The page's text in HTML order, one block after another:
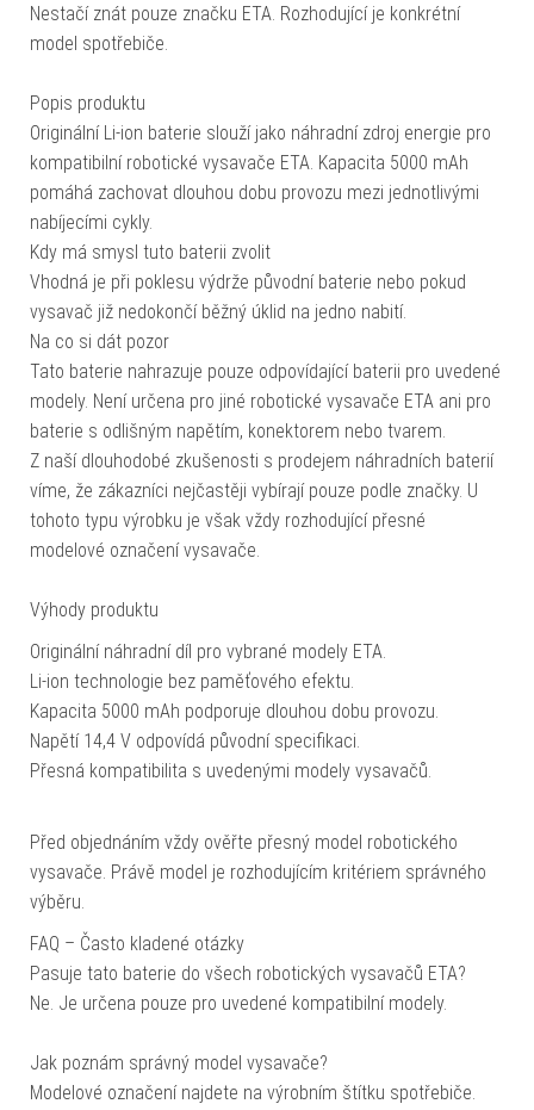
Nestačí znát pouze značku ETA. Rozhodující je konkrétní
model spotřebiče.
Popis produktu
Originální Li-ion baterie slouží jako náhradní zdroj energie pro
kompatibilní robotické vysavače ETA. Kapacita 5000 mAh
pomáhá zachovat dlouhou dobu provozu mezi jednotlivými
nabíjecími cykly.
Kdy má smysl tuto baterii zvolit
Vhodná je při poklesu výdrže původní baterie nebo pokud
vysavač již nedokončí běžný úklid na jedno nabití.
Na co si dát pozor
Tato baterie nahrazuje pouze odpovídající baterii pro uvedené
modely. Není určena pro jiné robotické vysavače ETA ani pro
baterie s odlišným napětím, konektorem nebo tvarem.
Z naší dlouhodobé zkušenosti s prodejem náhradních baterií
víme, že zákazníci nejčastěji vybírají pouze podle značky. U
tohoto typu výrobku je však vždy rozhodující přesné
modelové označení vysavače.
Výhody produktu
Originální náhradní díl pro vybrané modely ETA.
Li-ion technologie bez paměťového efektu.
Kapacita 5000 mAh podporuje dlouhou dobu provozu.
Napětí 14,4 V odpovídá původní specifikaci.
Přesná kompatibilita s uvedenými modely vysavačů.
Před objednáním vždy ověřte přesný model robotického
vysavače. Právě model je rozhodujícím kritériem správného
výběru.
FAQ – Často kladené otázky
Pasuje tato baterie do všech robotických vysavačů ETA?
Ne. Je určena pouze pro uvedené kompatibilní modely.
Jak poznám správný model vysavače?
Modelové označení najdete na výrobním štítku spotřebiče.